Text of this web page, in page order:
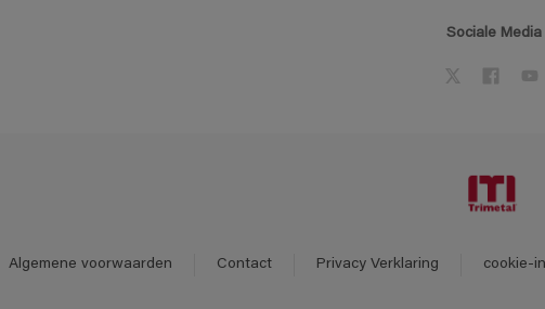
Sociale Media
Algemene voorwaarden Contact Privacy Verklaring cookie-